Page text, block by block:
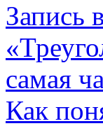
Запись
самая
Как